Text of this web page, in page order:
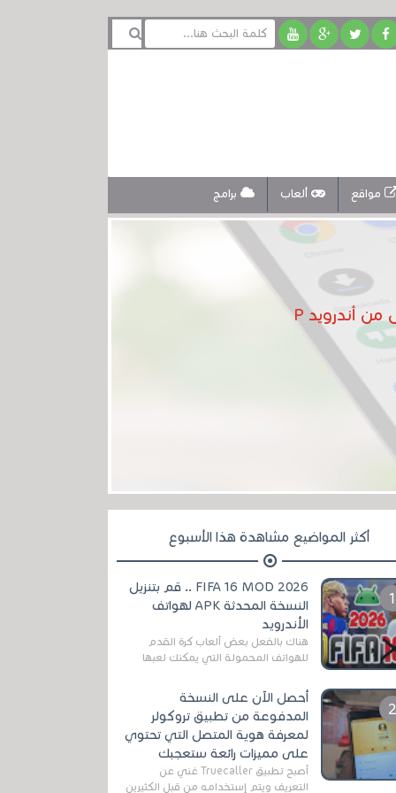
مواقع ألعاب برامج
أكثر المواضيع مشاهدة هذا الأسبوع
FIFA 16 MOD 2026 .. قم بتنزيل
النسخة المحدثة APK لهواتف
الأندرويد
هناك بالفعل بعض ألعاب كرة القدم
للهواتف المحمولة التي يمكنك لعبها
مثل EA Sports ...
أحصل الآن على النسخة
المدفوعة من تطبيق تروكولر
لمعرفة هوية المتصل التي تحتوي
على مميزات رائعة ستعجبك
أصبح تطبيق Truecaller غني عن
التعريف ويتم إستخدامه من قبل الكثيرين